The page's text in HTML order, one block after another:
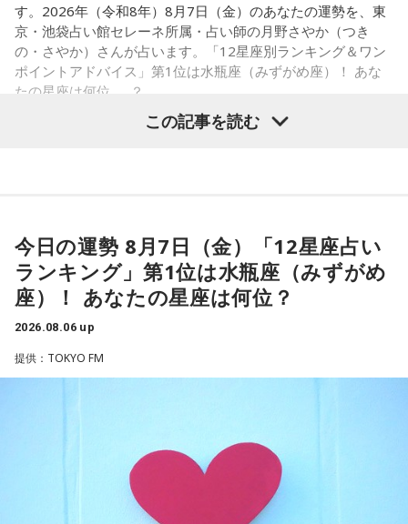
お気に入りのステーキ店を尋ねられると、ゴリさんは「エメ
ラルドです」と即答。なかでもプレミアムリブステーキにつ
いては、「脂の乗り方、柔らかさ、肉の質がもうレベルが違
います」と熱く語り、長年愛される名店の魅力を紹介しまし
た。
一方、「お手紙を書きたくなる場所」を尋ねられると、迷わ
きない。同じ顔を見せないんですよ、自然が」と、その美し
さを語りました。そして海へ向け、「『美しくいてくれてあ
りがとう』という手紙は書きたくなります」と、故郷への深
い愛情をのぞかせました。
最後に、ゴリさんが「今、想いを伝えたい方」として名前を
挙げたのは、ボクシング元世界王者の具志堅用高さんでし
た。今年で世界王座獲得から50年という節目の年を迎えるこ
番組名：日本郵便 SUNDAY'S POST
放送日時：毎週日曜 15:00～15:50
パーソナリティ：小山薫堂、宇賀なつみ
https://www.tfm.co.jp/post/
生が急に変なことをやり出した」と話題になり、「お前、お
もろいな」「遊ぼうや」と友達の輪が一気に広がったといい
ます。
この出来事をきっかけに、「笑いは武器になる」と実感。
「自分を認めてもらうには、人を笑わせればいい」という体
験が、芸人としての原点になったと振り返ります。
ちゃくちゃだし、早口で喋ったもんだから、ただただ引きつ
らせてしまいました」と当時を振り返り、苦笑いを見せまし
た。
沖縄を訪れたらぜひ足を運んでほしい場所として、ゴリさん
は国際通り近くの「せんべろ街」を紹介しました。「そこだ
け東南アジアの空気感もあるので、1つの場所で2つの旅行を
しているみたい」と、その独特の魅力を語ります。
す。2026年（令和8年）8月7日（金）のあなたの運勢を、東
京・池袋占い館セレーネ所属・占い師の月野さやか（つき
の・さやか）さんが占います。「12星座別ランキング＆ワン
ポイントアドバイス」第1位は水瓶座（みずがめ座）！ あな
たの星座は何位……？
れることを選ぶと流れが変わります。人と違っても大丈夫。
今夜にでも「本当はこう生きたい」を自由に書き出してみ
て。
【2位】双子座（ふたご座）
思いがけない誘いや情報が、次の展開を連れてくるかも！今
【3位】天秤座（てんびん座）
今日から金星が天秤座へ！！あなた本来の魅力がグッと高ま
る時。人とのご縁にも恵まれやすく、嬉しいお誘いや出会い
があるかもしれません。少しおしゃれして人に会うのもおす
この記事を読む
今日の運勢 8月7日（金）「12星座占い
ランキング」第1位は水瓶座（みずがめ
座）！ あなたの星座は何位？
2026.08.06 up
提供：TOKYO FM